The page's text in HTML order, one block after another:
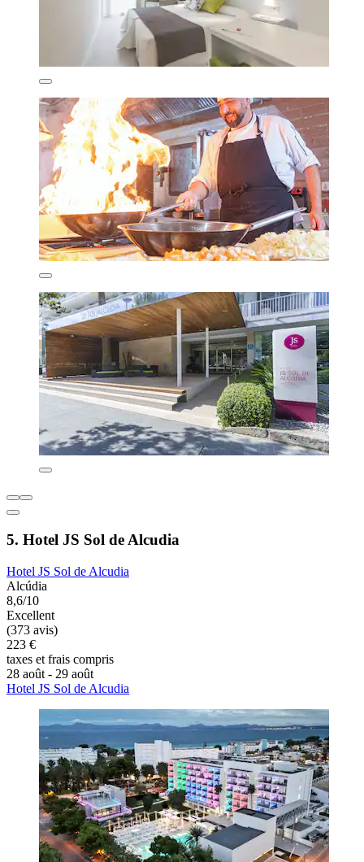
5. Hotel JS Sol de Alcudia
Hotel JS Sol de Alcudia
Alcúdia
8,6/10
Excellent
(373 avis)
223 €
taxes et frais compris
28 août - 29 août
Hotel JS Sol de Alcudia